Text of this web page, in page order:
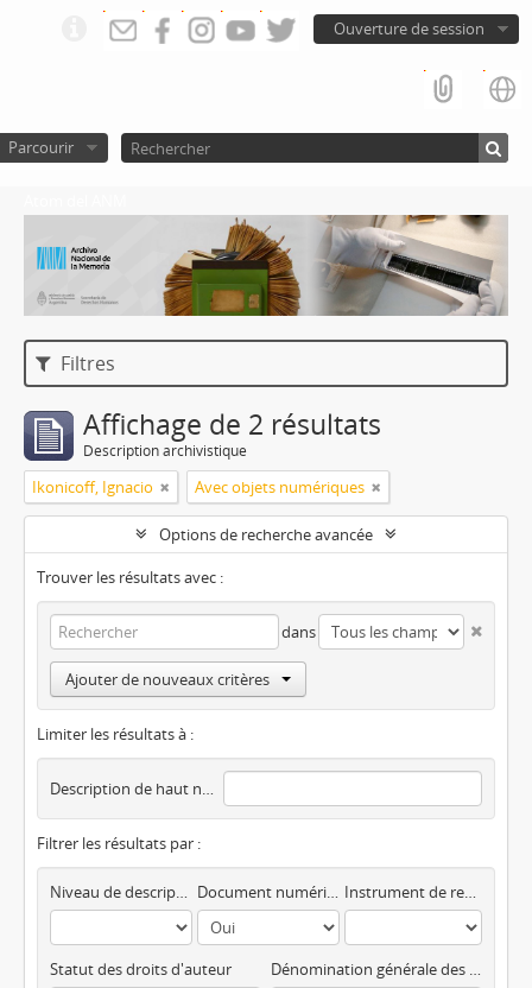
Ouverture de session
Parcourir
Filtres
Affichage de 2 résultats
Description archivistique
Ikonicoff, Ignacio Avec objets numériques
Options de recherche avancée
Trouver les résultats avec :
dans
Ajouter de nouveaux critères
Limiter les résultats à :
Description de haut niveau
Filtrer les résultats par :
Niveau de description Document numérique disponible Instrument de recherche
Statut des droits d'auteur Dénomination générale des documents